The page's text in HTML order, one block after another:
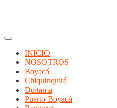
INICIO
NOSOTROS
Boyacá
Chiquinquirá
Duitama
Puerto Boyacá